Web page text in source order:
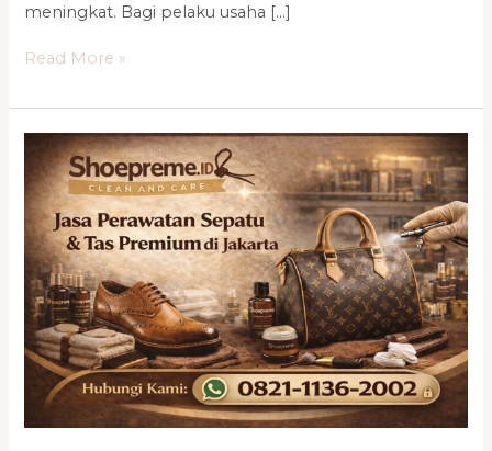
meningkat. Bagi pelaku usaha […]
Read More »
Mesin
Cuci
Sepatu
Otomatis
–
Solusi
Praktis
untuk
Usaha
Laundry
Sepatu